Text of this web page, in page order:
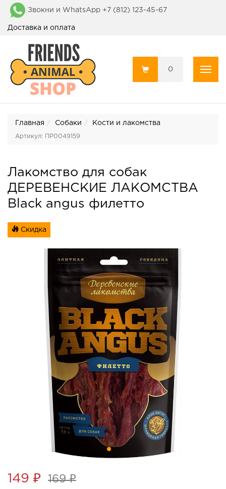
Звокни и WhatsApp +7 (812) 123-45-67
Доставка и оплата
0
Главная Собаки Кости и лакомства
Артикул: ПР0049159
Лакомство для собак
ДЕРЕВЕНСКИЕ ЛАКОМСТВА
Black angus филетто
Скидка
149 ₽ 169 ₽